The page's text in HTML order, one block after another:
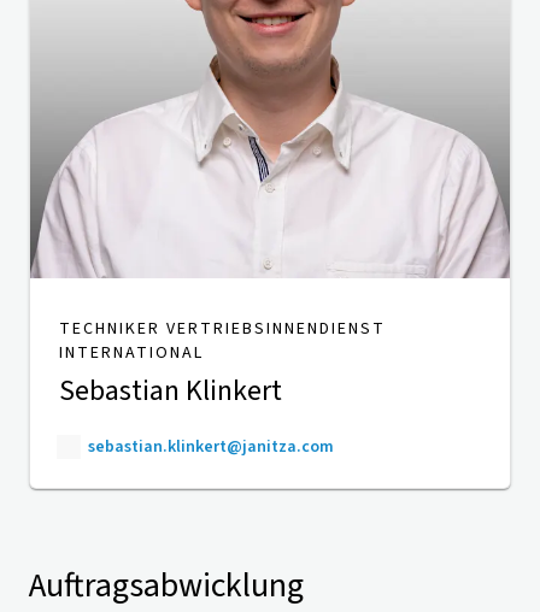
TECHNIKER VERTRIEBSINNENDIENST
INTERNATIONAL
Sebastian Klinkert
sebastian.klinkert@janitza.com
Auftragsabwicklung